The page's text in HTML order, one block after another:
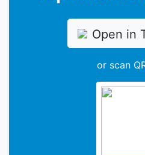
Open in
or scan